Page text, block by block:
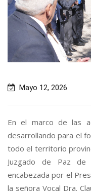
Mayo 12, 2026
En el marco de las
desarrollando para el
todo el territorio
Juzgado de Paz de
encabezada por el
la señora Vocal Dra.